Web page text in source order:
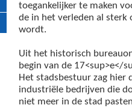
toegankelijker te maken
de in het verleden al sterk
wordt.
Uit het historisch
begin van de 17<sup>e</
Het stadsbestuur zag hier
industriële bedrijven die
niet meer in de stad